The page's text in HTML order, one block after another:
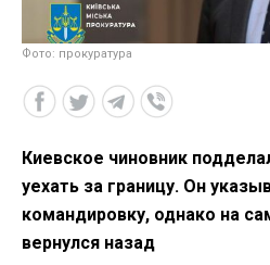
Фото: прокуратура
Киевское чиновник
уехать за границу. Он
командировку, однако на
вернулся назад